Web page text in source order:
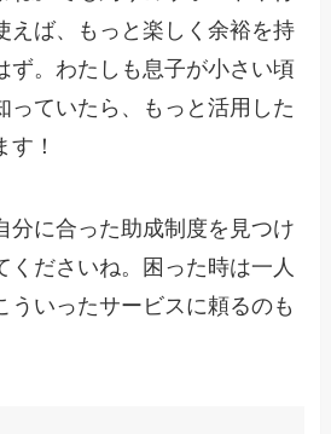
えば、もっと楽しく余裕を持
ず。わたしも息子が小さい頃
っていたら、もっと活用した
！
分に合った助成制度を見つけ
くださいね。困った時は一人
ういったサービスに頼るのも